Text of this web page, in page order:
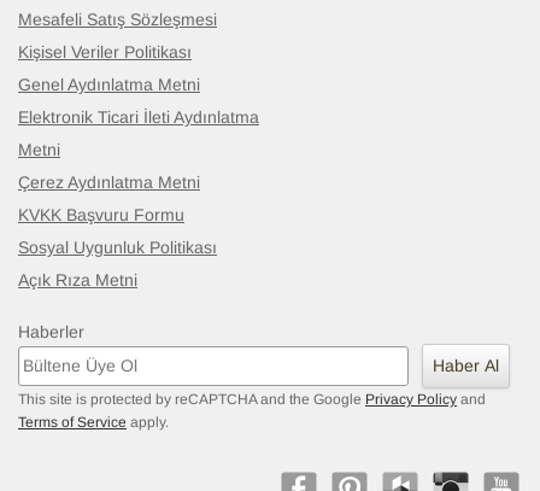
Mesafeli Satış Sözleşmesi
Kişisel Veriler Politikası
Genel Aydınlatma Metni
Elektronik Ticari İleti Aydınlatma
Metni
Çerez Aydınlatma Metni
KVKK Başvuru Formu
Sosyal Uygunluk Politikası
Açık Rıza Metni
Haberler
Haber Al
This site is protected by reCAPTCHA and the Google Privacy Policy and
Terms of Service apply.